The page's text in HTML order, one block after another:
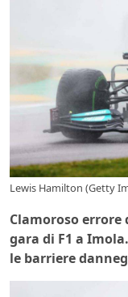
Lewis Hamilton (Getty
Clamoroso errore
gara di F1 a
le barriere